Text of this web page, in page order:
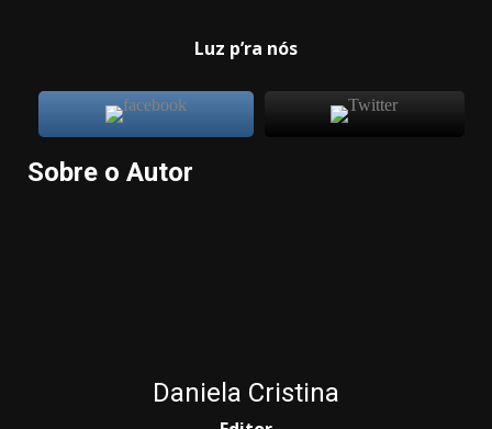
Luz p’ra nós
Sobre o Autor
Daniela Cristina